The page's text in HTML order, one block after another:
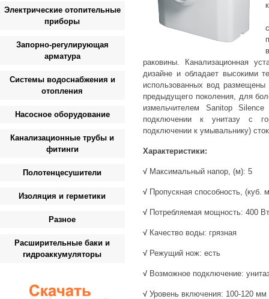
раковины. Канализационная
дизайне и обладает высокими
использованных вод
предыдущего поколения, для
измельчителем Sanitop
подключении к унитазу с
подключении к умывальнику)
Характеристики:
√ Максимальный напор, (м): 5
√ Пропускная способность, (куб.
√ Потребляемая мощность: 400 Вт
√ Качество воды: грязная
√ Режущий нож: есть
√ Возможное подключение:
√ Уровень включения: 100-120 мм
Электрические отопительные
приборы
Запорно-регулирующая
арматура
Системы водоснабжения и
отопления
Насосное оборудование
Канализационные трубы и
фитинги
Полотенцесушители
Изоляция и герметики
Разное
Расширительные баки и
гидроаккумуляторы